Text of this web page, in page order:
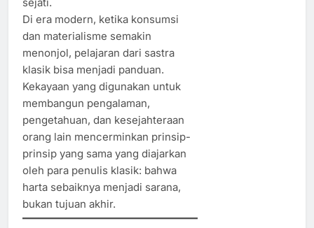
Di era modern, ketika konsumsi
dan materialisme semakin
menonjol, pelajaran dari sastra
klasik bisa menjadi panduan.
Kekayaan yang digunakan untuk
membangun pengalaman,
pengetahuan, dan kesejahteraan
orang lain mencerminkan prinsip-
prinsip yang sama yang diajarkan
oleh para penulis klasik: bahwa
harta sebaiknya menjadi sarana,
bukan tujuan akhir.